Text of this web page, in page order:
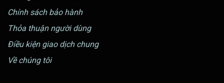
Chính sách bảo hành
Thỏa thuận người dùng
Điều kiện giao dịch chung
Về chúng tôi